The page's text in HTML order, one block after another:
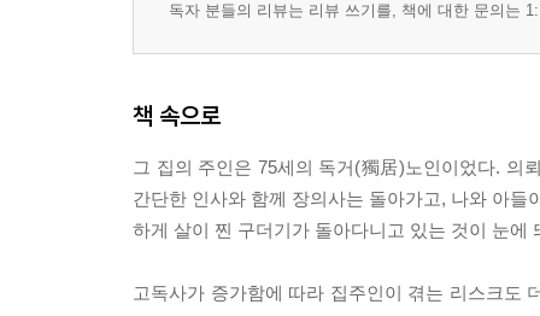
제 39화 한여름의 배기가스 자살차(車)
제 41화 누구한테서 들었습니까!
제 43화 니트(NEET)의 방에 남겨진 두 개의 함
제 44화 우리가 살인 현장에서 배운 것
제 45화 얼어 버린 마음과 함께 닫힌 캄캄한 방
독자 분들의 리뷰는 리뷰 쓰기를, 책에 대한 문의는
책 속으로
그 집의 주인은 75세의 독거(獨居)노인이었다. 의
간단한 인사와 함께 장의사는 돌아가고, 나와 아
하게 살이 찐 구더기가 돌아다니고 있는 것이 눈에
고독사가 증가함에 따라 집주인이 겪는 리스크도